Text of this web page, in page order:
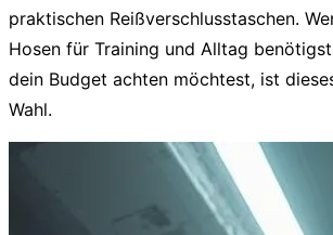
praktischen Reißverschlusstaschen.
Hosen für Training und Alltag
dein Budget achten möchtest, ist
Wahl.